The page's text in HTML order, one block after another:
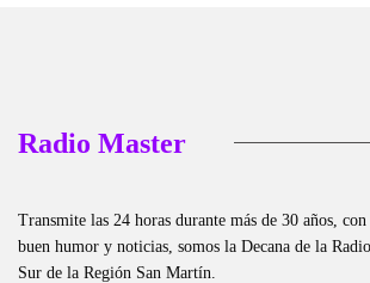
Radio Master
Transmite las 24 horas durante más de 30 años,
buen humor y noticias, somos la Decana de la
Sur de la Región San Martín.